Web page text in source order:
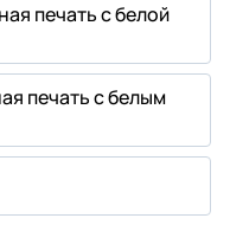
печать с белой
печать с белым